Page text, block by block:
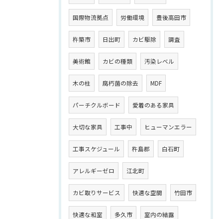
国際物流拠点 労働環境 豊後高田市
杵築市 日出町 カビ駆除 調査
美術館 カビの種類 汚染レベル
木の柱 腐朽菌の除去 MDF
パーチクルボード 愛着のある家具
大切な家具 工事中 ヒューマンエラー
工事スケジュール 杵島郡 白石町
アレルギーゼロ 江北町
カビ取りサービス 快適な空間 竹田市
快適な和室 多久市 室内の結露